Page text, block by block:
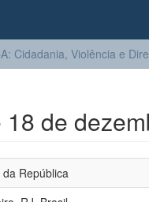
Cidadania, Violência e
de
República